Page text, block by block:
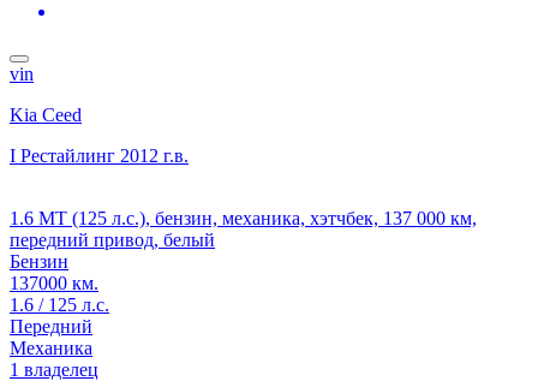
vin
Kia Ceed
I Рестайлинг 2012 г.в.
1.6 MT (125 л.с.), бензин, механика, хэтчбек, 137 000 км,
передний привод, белый
Бензин
137000 км.
1.6 / 125 л.с.
Передний
Механика
1 владелец